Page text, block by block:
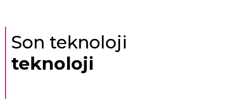
Son teknoloji
teknoloji